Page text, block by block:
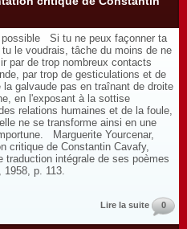
possible Si tu ne peux façonner ta
le voudrais, tâche du moins de ne
par de trop nombreux contacts
par trop de gesticulations et de
la galvaude pas en traînant de droite
en l'exposant à la sottise
relations humaines et de la foule,
ne se transforme ainsi en une
Marguerite Yourcenar,
critique de Constantin Cavafy,
traduction intégrale de ses poèmes
1958, p. 113.
Lire la suite 0